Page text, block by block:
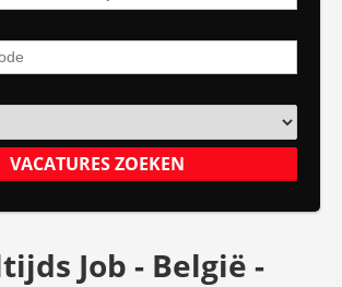
Job - België -